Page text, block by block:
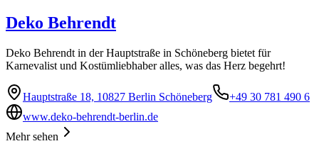
Deko Behrendt
Deko Behrendt in der Hauptstraße in Schöneberg bietet für
Karnevalist und Kostümliebhaber alles, was das Herz begehrt!
Hauptstraße 18, 10827 Berlin Schöneberg
+49 30 781 490 6
www.deko-behrendt-berlin.de
Mehr sehen